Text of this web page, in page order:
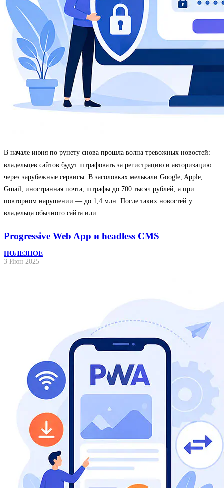
В начале июня по рунету снова прошла волна тревожных новостей:
владельцев сайтов будут штрафовать за регистрацию и авторизацию
через зарубежные сервисы. В заголовках мелькали Google, Apple,
Gmail, иностранная почта, штрафы до 700 тысяч рублей, а при
повторном нарушении — до 1,4 млн. После таких новостей у
владельца обычного сайта или…
Progressive Web App и headless CMS
ПОЛЕЗНОЕ
3 Июн 2025